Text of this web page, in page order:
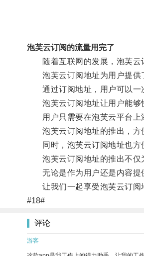
泡芙云订阅的流量用完了
随着互联网的发展，泡芙云
泡芙云订阅地址为用户提供了
通过订阅地址，用户可以一
泡芙云订阅地址让用户能够快
用户只需要在泡芙云平台上
泡芙云订阅地址的推出，方便
同时，泡芙云订阅地址也方便
泡芙云订阅地址的推出不仅为
无论是作为用户还是内容提
让我们一起享受泡芙云订阅
#18#
评论
游客